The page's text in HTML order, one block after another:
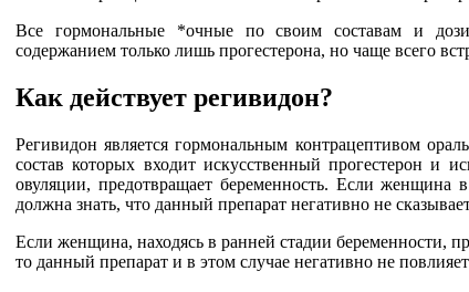
Все гормональные *очные по своим составам и
содержанием только лишь прогестерона, но чаще всего
Как действует регивидон?
Регивидон является гормональным контрацептивом
состав которых входит искусственный прогестерон и
овуляции, предотвращает беременность. Если женщина
должна знать, что данный препарат негативно не
Если женщина, находясь в ранней стадии беременности,
то данный препарат и в этом случае негативно не